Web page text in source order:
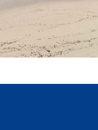
18 playas